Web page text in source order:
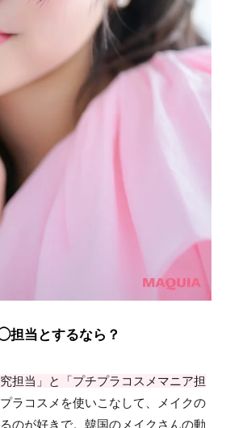
当とするなら？
究担当」と「プチプラコスメマニア担
ラコスメを使いこなして、メイクの
のが好きで。韓国のメイクさんの動